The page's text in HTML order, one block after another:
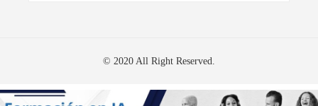
© 2020 All Right Reserved.